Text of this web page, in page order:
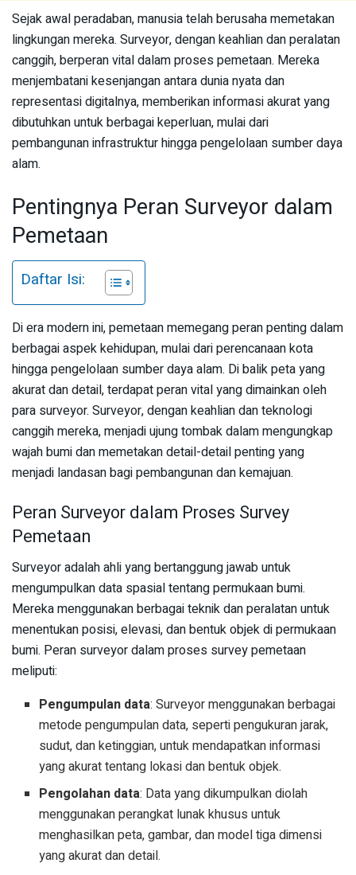
Sejak awal peradaban, manusia telah berusaha memetakan
lingkungan mereka. Surveyor, dengan keahlian dan peralatan
canggih, berperan vital dalam proses pemetaan. Mereka
menjembatani kesenjangan antara dunia nyata dan
representasi digitalnya, memberikan informasi akurat yang
dibutuhkan untuk berbagai keperluan, mulai dari
pembangunan infrastruktur hingga pengelolaan sumber daya
alam.
Pentingnya Peran Surveyor dalam
Pemetaan
Daftar Isi:
Di era modern ini, pemetaan memegang peran penting dalam
berbagai aspek kehidupan, mulai dari perencanaan kota
hingga pengelolaan sumber daya alam. Di balik peta yang
akurat dan detail, terdapat peran vital yang dimainkan oleh
para surveyor. Surveyor, dengan keahlian dan teknologi
canggih mereka, menjadi ujung tombak dalam mengungkap
wajah bumi dan memetakan detail-detail penting yang
menjadi landasan bagi pembangunan dan kemajuan.
Peran Surveyor dalam Proses Survey
Pemetaan
Surveyor adalah ahli yang bertanggung jawab untuk
mengumpulkan data spasial tentang permukaan bumi.
Mereka menggunakan berbagai teknik dan peralatan untuk
menentukan posisi, elevasi, dan bentuk objek di permukaan
bumi. Peran surveyor dalam proses survey pemetaan
meliputi:
Pengumpulan data: Surveyor menggunakan berbagai
metode pengumpulan data, seperti pengukuran jarak,
sudut, dan ketinggian, untuk mendapatkan informasi
yang akurat tentang lokasi dan bentuk objek.
Pengolahan data: Data yang dikumpulkan diolah
menggunakan perangkat lunak khusus untuk
menghasilkan peta, gambar, dan model tiga dimensi
yang akurat dan detail.